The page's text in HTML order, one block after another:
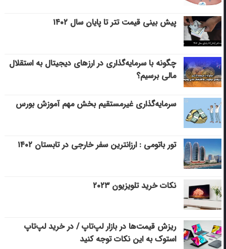
پیش بینی قیمت تتر تا پایان سال ۱۴۰۲
چگونه با سرمایه‌گذاری در ارزهای دیجیتال به استقلال
مالی برسیم؟
سرمایه‌گذاری غیرمستقیم بخش مهم آموزش بورس
تور باتومی : ارزانترین سفر خارجی در تابستان ۱۴۰۲
نکات خرید تلویزیون ۲۰۲۳
ریزش قیمت‌ها در بازار لپ‌تاپ / در خرید لپ‌تاپ
استوک به این نکات توجه کنید